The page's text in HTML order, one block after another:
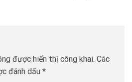
được hiển thị công khai. Các
đánh dấu *